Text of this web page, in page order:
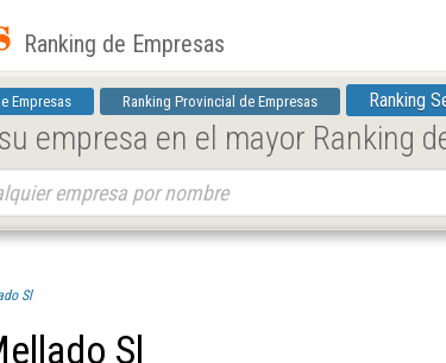
Ranking de Empresas
Empresas Ranking Provincial de Empresas Ranking
empresa en el mayor Ranking
Sl
Sl